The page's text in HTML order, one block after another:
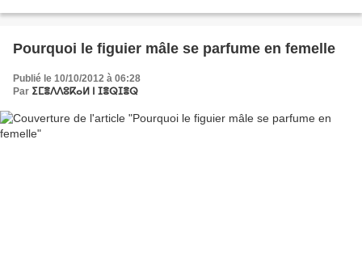
Pourquoi le figuier mâle se parfume en femelle
Publié le 10/10/2012 à 06:28
Par ⵉⵎⴻⴷⴷⵓⴽⴰⵍ ⵏ ⵊⴻⵕⵊⴻⵕ